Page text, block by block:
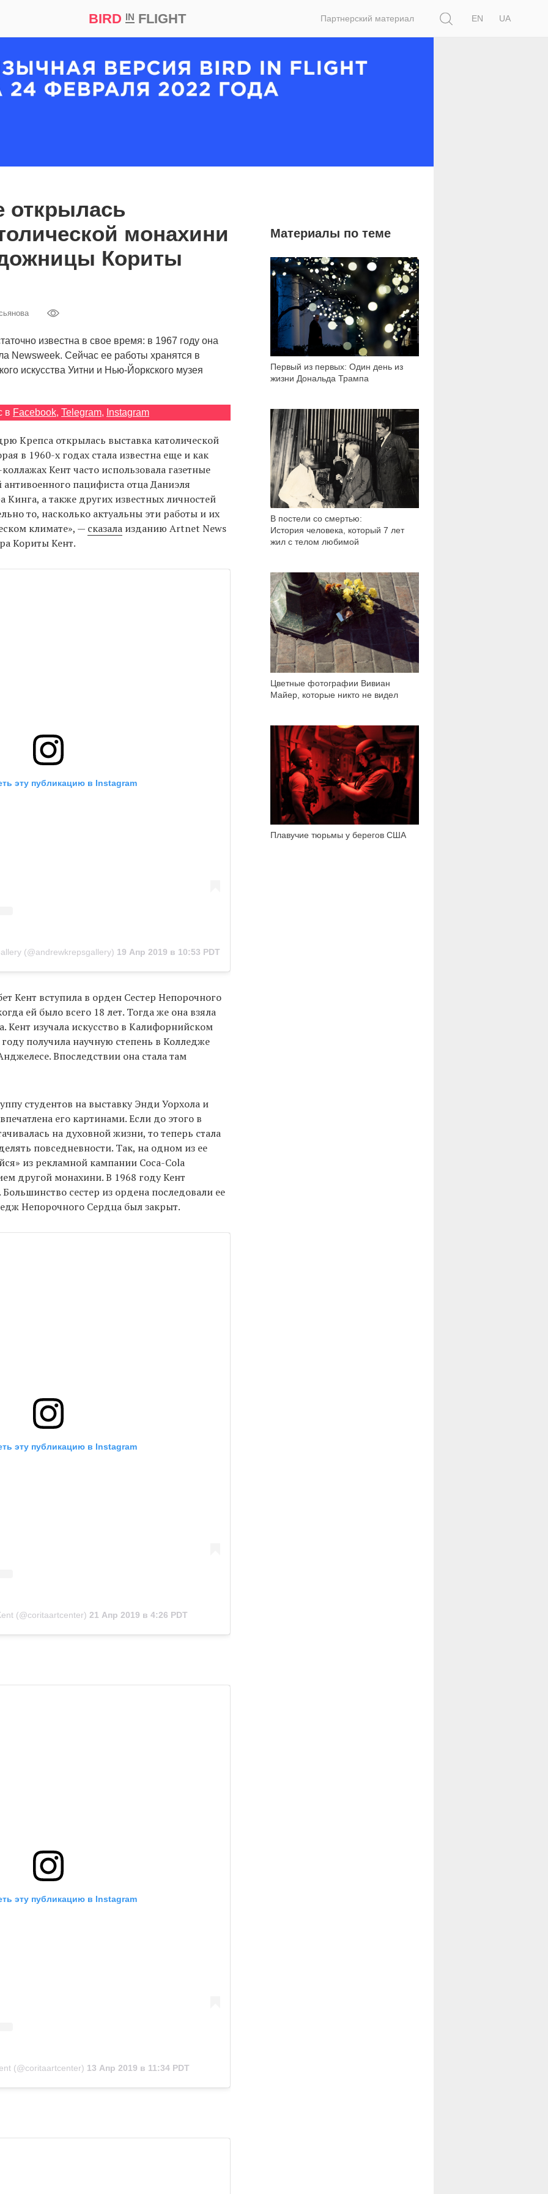
BIRD INFLIGHT Партнерский материал
EN
UA
монахини
Кориты
известна в свое время: в 1967 году она
Newsweek. Сейчас ее работы хранятся в
искусства Уитни и Нью-Йоркского музея
в Facebook, Telegram, Instagram
Крепса открылась выставка католической
в 1960-х годах стала известна еще и как
Кент часто использовала газетные
пацифиста отца Даниэля
а также других известных личностей
то, насколько актуальны эти работы и их
климате», — сказалаизданию Artnet News
Кориты Кент.
эту публикацию в Instagram
(@andrewkrepsgallery) 19 Апр 2019 в 10:53 PDT
Кент вступила в орден Сестер Непорочного
ей было всего 18 лет. Тогда же она взяла
Кент изучала искусство в Калифорнийском
году получила научную степень в Колледже
Впоследствии она стала там
студентов на выставку Энди Уорхола и
его картинами. Если до этого в
на духовной жизни, то теперь стала
повседневности. Так, на одном из ее
из рекламной кампании Coca-Cola
другой монахини. В 1968 году Кент
сестер из ордена последовали ее
Непорочного Сердца был закрыт.
эту публикацию в Instagram
(@coritaartcenter) 21 Апр 2019 в 4:26 PDT
эту публикацию в Instagram
(@coritaartcenter) 13 Апр 2019 в 11:34 PDT
Материалы по теме
Первый из первых: Один день из
жизни Дональда Трампа
7 919
В постели со смертью:
История человека, который 7 лет
жил с телом любимой
309 722
Цветные фотографии Вивиан
Майер, которые никто не видел
7 459
Плавучие тюрьмы у берегов США
8 494